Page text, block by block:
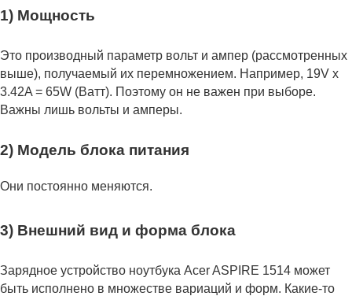
1) Мощность
Это производный параметр вольт и ампер (рассмотренных
выше), получаемый их перемножением. Например, 19V x
3.42A = 65W (Ватт). Поэтому он не важен при выборе.
Важны лишь вольты и амперы.
2) Модель блока питания
Они постоянно меняются.
3) Внешний вид и форма блока
Зарядное устройство ноутбука Acer ASPIRE 1514 может
быть исполнено в множестве вариаций и форм. Какие-то